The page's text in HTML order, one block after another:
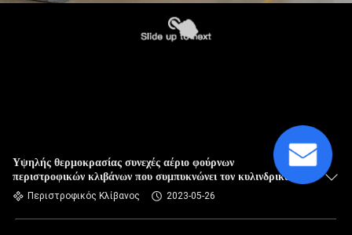
Υψηλής θερμοκρασίας συνεχές αέριο φούρνων
περιστροφικών κλιβάνων που συμπυκνώνει τον κυλινδρικό
κεκλιμένο εξοπλισμό περιστροφικών κλιβάνων
Περιστροφικός Κλίβανος 2023-05-26